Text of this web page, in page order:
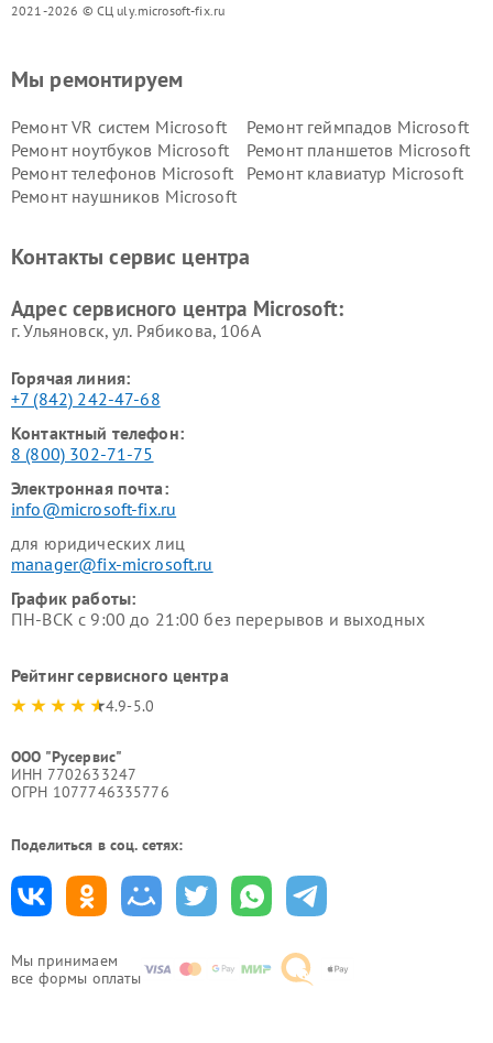
2021-2026 © СЦ uly.microsoft-fix.ru
Мы принимаем
все формы оплаты
Мы ремонтируем
Ремонт VR систем Microsoft
Ремонт геймпадов Microsoft
Ремонт ноутбуков Microsoft
Ремонт планшетов Microsoft
Ремонт телефонов Microsoft
Ремонт клавиатур Microsoft
Ремонт наушников Microsoft
Контакты сервис центра
Адрес сервисного центра Microsoft:
г. Ульяновск, ул. Рябикова, 106А
Горячая линия:
+7 (842) 242-47-68
Контактный телефон:
8 (800) 302-71-75
Электронная почта:
info@microsoft-fix.ru
для юридических лиц
manager@fix-microsoft.ru
График работы:
ПН-ВСК с 9:00 до 21:00 без перерывов и выходных
Рейтинг сервисного центра
4.9-5.0
ООО "Русервис"
ИНН 7702633247
ОГРН 1077746335776
Поделиться в соц. сетях: